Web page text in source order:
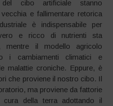
cibo artificiale stanno
e fallimentare retorica
è indispensabile per
e ricco di nutrienti sta
mentre il modello agricolo
i cambiamenti climatici e
malattie croniche. Eppure, è
che proviene il nostro cibo. Il
ma proviene da fattorie
della terra adottando il